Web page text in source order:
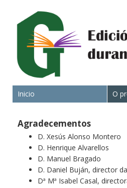
Inicio O
Agradecementos
D. Xesús Alonso Montero
D. Henrique Alvarellos
D. Manuel Bragado
D. Daniel Buján, director
Dª Mª Isabel Casal,